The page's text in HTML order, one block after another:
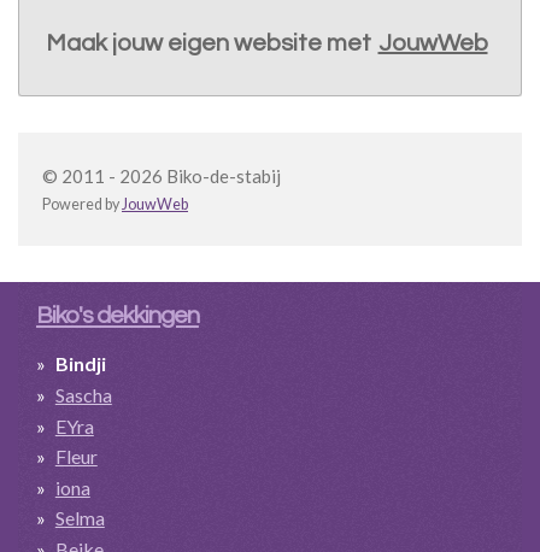
Maak jouw eigen website met JouwWeb
© 2011 - 2026 Biko-de-stabij
Powered byJouwWeb
Biko's dekkingen
Bindji
Sascha
EYra
Fleur
iona
Selma